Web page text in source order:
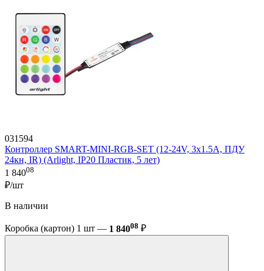
031594
Контроллер SMART-MINI-RGB-SET (12-24V, 3x1.5A, ПДУ
24кн, IR) (Arlight, IP20 Пластик, 5 лет)
1 84008
₽/шт
В наличии
Коробка (картон) 1 шт — 1 84008 ₽